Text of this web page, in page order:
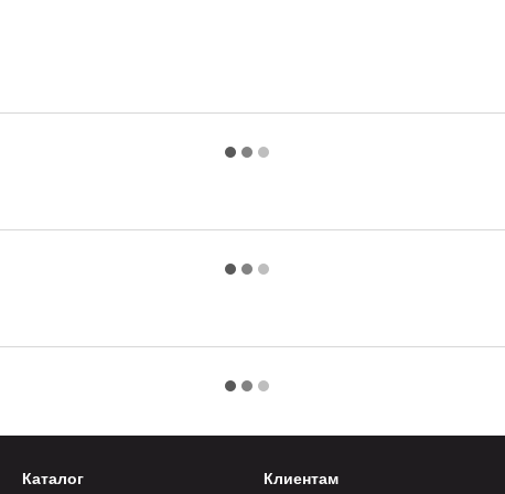
Каталог Клиентам